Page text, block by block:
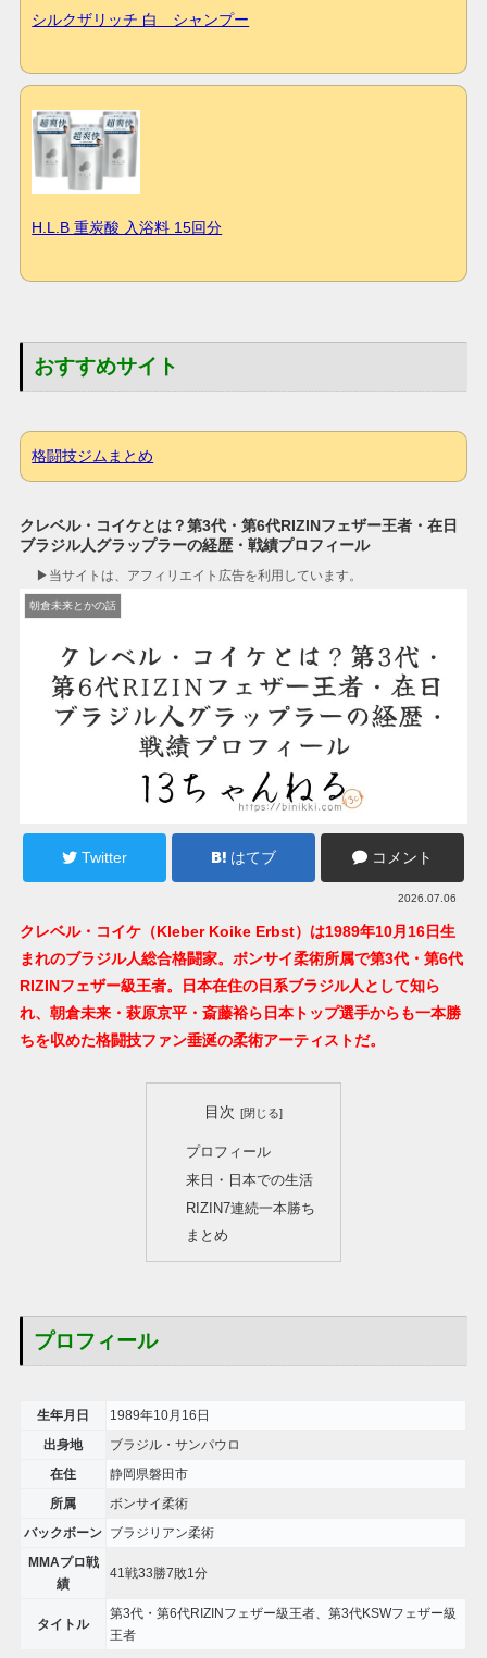
シルクザリッチ 白 シャンプー
H.L.B 重炭酸 入浴料 15回分
おすすめサイト
格闘技ジムまとめ
クレベル・コイケとは？第3代・第6代RIZINフェザー王者・在日
ブラジル人グラップラーの経歴・戦績プロフィール
▶︎当サイトは、アフィリエイト広告を利用しています。
朝倉未来とかの話
Twitter はてブ コメント
2026.07.06
クレベル・コイケ（Kleber Koike Erbst）は1989年10月16日生
まれのブラジル人総合格闘家。ボンサイ柔術所属で第3代・第6代
RIZINフェザー級王者。日本在住の日系ブラジル人として知ら
れ、朝倉未来・萩原京平・斎藤裕ら日本トップ選手からも一本勝
ちを収めた格闘技ファン垂涎の柔術アーティストだ。
目次
プロフィール
来日・日本での生活
RIZIN7連続一本勝ち
まとめ
プロフィール
生年月日 1989年10月16日
出身地 ブラジル・サンパウロ
在住 静岡県磐田市
所属 ボンサイ柔術
バックボーン ブラジリアン柔術
MMAプロ戦
績
41戦33勝7敗1分
タイトル
第3代・第6代RIZINフェザー級王者、第3代KSWフェザー級
王者